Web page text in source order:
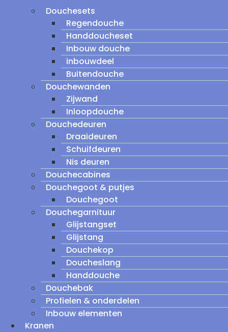
Douchesets
Regendouche
Handdoucheset
Inbouw douche
inbouwdeel
Buitendouche
Douchewanden
Zijwand
Inloopdouche
Douchedeuren
Draaideuren
Schuifdeuren
Nis deuren
Douchecabines
Douchegoot & putjes
Douchegoot
Douchegarnituur
Glijstangset
Glijstang
Douchekop
Doucheslang
Handdouche
Douchebak
Profielen & onderdelen
Inbouw elementen
Kranen